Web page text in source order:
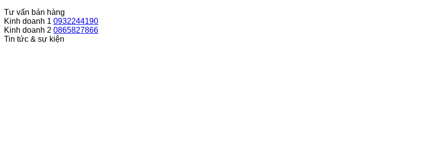
Tư vấn bán hàng
Kinh doanh 1 0932244190
Kinh doanh 2 0865827866
Tin tức & sự kiện